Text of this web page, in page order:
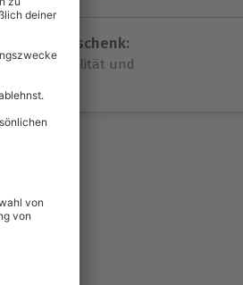
Geschenk:
volle Flexibilität und